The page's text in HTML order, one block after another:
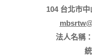
104 台北市
法人名稱